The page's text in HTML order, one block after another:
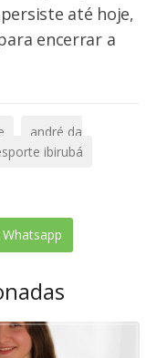
até hoje,
encerrar a
andré da
ibirubá
Whatsapp